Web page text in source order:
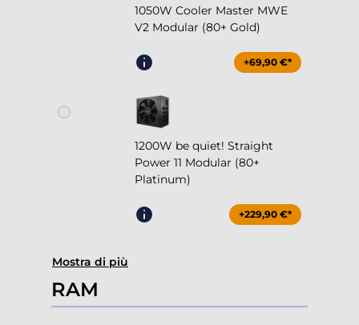
1050W Cooler Master MWE
V2 Modular (80+ Gold)
+69,90 €*
1200W be quiet! Straight
Power 11 Modular (80+
Platinum)
+229,90 €*
Mostra di più
RAM